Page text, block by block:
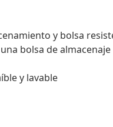
y bolsa
bolsa de
y lavable